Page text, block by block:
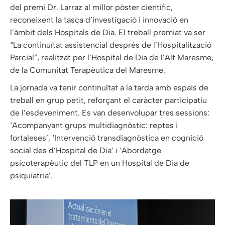
del premi Dr. Larraz al millor pòster científic,
reconeixent la tasca d’investigació i innovació en
l’àmbit dels Hospitals de Dia. El treball premiat va ser
“La continuïtat assistencial després de l’Hospitalització
Parcial”, realitzat per l’Hospital de Dia de l’Alt Maresme,
de la Comunitat Terapèutica del Maresme.
La jornada va tenir continuïtat a la tarda amb espais de
treball en grup petit, reforçant el caràcter participatiu
de l’esdeveniment. Es van desenvolupar tres sessions:
‘Acompanyant grups multidiagnòstic: reptes i
fortaleses’, ‘Intervenció transdiagnòstica en cognició
social des d’Hospital de Dia’ i ‘Abordatge
psicoterapèutic del TLP en un Hospital de Dia de
psiquiatria’.